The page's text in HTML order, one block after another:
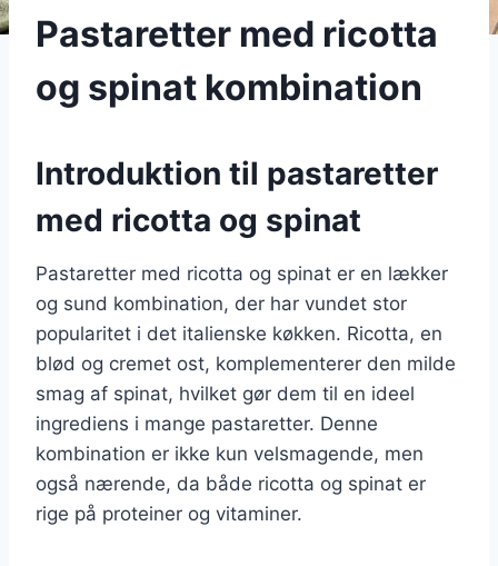
Pastaretter med ricotta
og spinat kombination
Introduktion til pastaretter
med ricotta og spinat
Pastaretter med ricotta og spinat er en lækker
og sund kombination, der har vundet stor
popularitet i det italienske køkken. Ricotta, en
blød og cremet ost, komplementerer den milde
smag af spinat, hvilket gør dem til en ideel
ingrediens i mange pastaretter. Denne
kombination er ikke kun velsmagende, men
også nærende, da både ricotta og spinat er
rige på proteiner og vitaminer.